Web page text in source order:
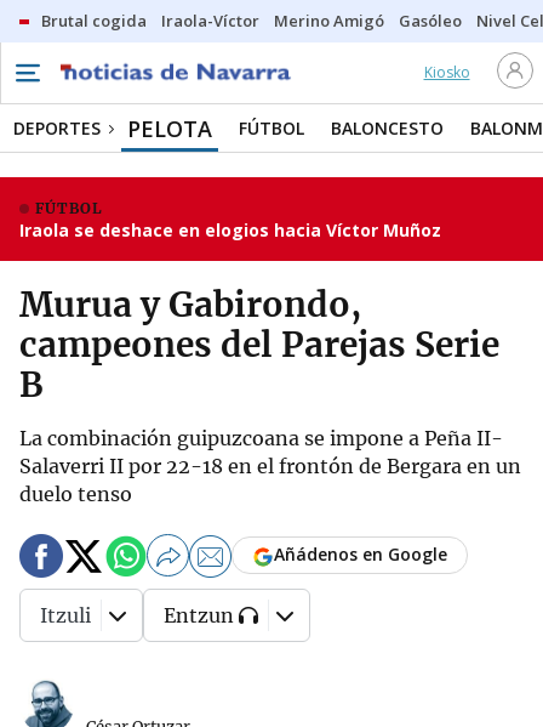
Brutal cogida Iraola-Víctor Merino Amigó Gasóleo Nivel
Kiosko
DEPORTES PELOTA FÚTBOL BALONCESTO
FÚTBOL
Iraola se deshace en elogios hacia Víctor Muñoz
Murua y Gabirondo,
campeones del Parejas Serie
B
La combinación guipuzcoana se impone a Peña II-
Salaverri II por 22-18 en el frontón de Bergara en un
duelo tenso
Añádenos en Google
Itzuli Entzun